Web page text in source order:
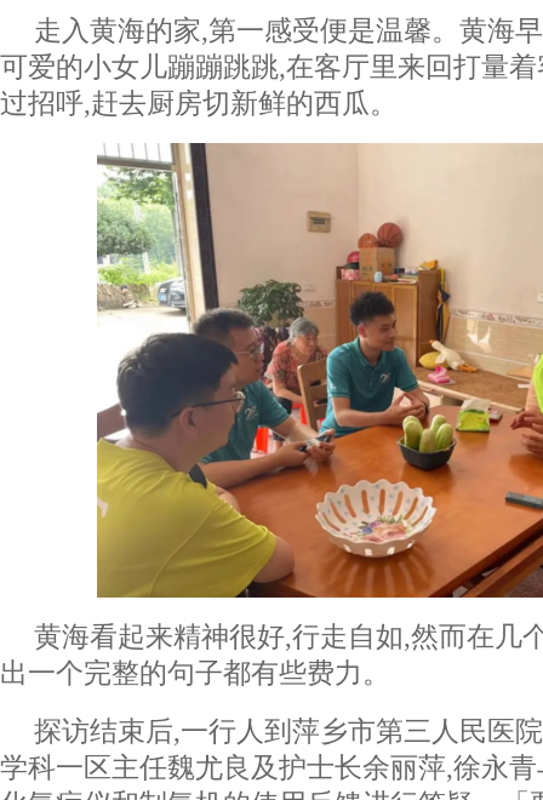
走入黄海的家,第一感受便是温馨。黄海
可爱的小女儿蹦蹦跳跳,在客厅里来回打量
过招呼,赶去厨房切新鲜的西瓜。
黄海看起来精神很好,行走自如,然而在几
出一个完整的句子都有些费力。
探访结束后,一行人到萍乡市第三人民医
学科一区主任魏尤良及护士长余丽萍,徐永